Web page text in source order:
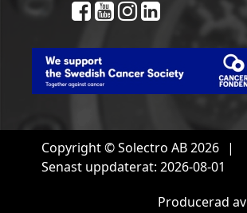
Copyright © Solectro AB 2026 |
Senast uppdaterat: 2026-08-01
Producerad av